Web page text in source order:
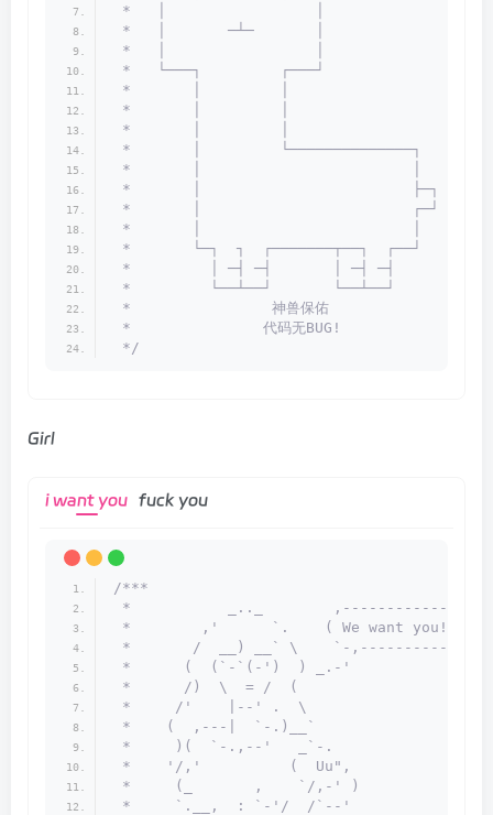
*   │                 │
*   │       ─┴─       │
*   │                 │
*   └───┐         ┌───┘
*       │         │
*       │         │
*       │         │
*       │         └──────────────┐
*       │                        │
*       │                        ├─┐
*       │                        ┌─┘
*       │                        │
*       └─┐  ┐  ┌───────┬──┐  ┌──┘
*         │ ─┤ ─┤       │ ─┤ ─┤
*         └──┴──┘       └──┴──┘
*                神兽保佑
*               代码无BUG!
*/
Girl
i want you fuck you
/***
*           _.._        ,------------.
*        ,'      `.    ( We want you! )
*       /  __) __` \    `-,----------'
*      (  (`-`(-')  ) _.-'
*      /)  \  = /  (
*     /'    |--' .  \
*    (  ,---|  `-.)__`
*     )(  `-.,--'   _`-.
*    '/,'          (  Uu",
*     (_       ,    `/,-' )
*     `.__,  : `-'/  /`--'